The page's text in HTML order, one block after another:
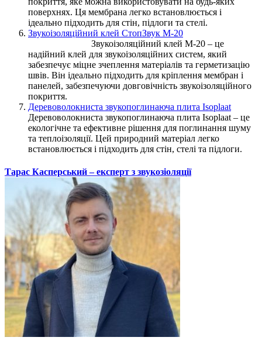
поверхнях. Ця мембрана легко встановлюється і
ідеально підходить для стін, підлоги та стелі.
Звукоізоляційний клей СтопЗвук М-20
Звукоізоляційний клей М-20 – це
надійний клей для звукоізоляційних систем, який
забезпечує міцне зчеплення матеріалів та герметизацію
швів. Він ідеально підходить для кріплення мембран і
панелей, забезпечуючи довговічність звукоізоляційного
покриття.
Деревоволокниста звукопоглинаюча плита Isoplaat
Деревоволокниста звукопоглинаюча плита Isoplaat – це
екологічне та ефективне рішення для поглинання шуму
та теплоізоляції. Цей природний матеріал легко
встановлюється і підходить для стін, стелі та підлоги.
Тарас Касперський – експерт з звукозіоляції